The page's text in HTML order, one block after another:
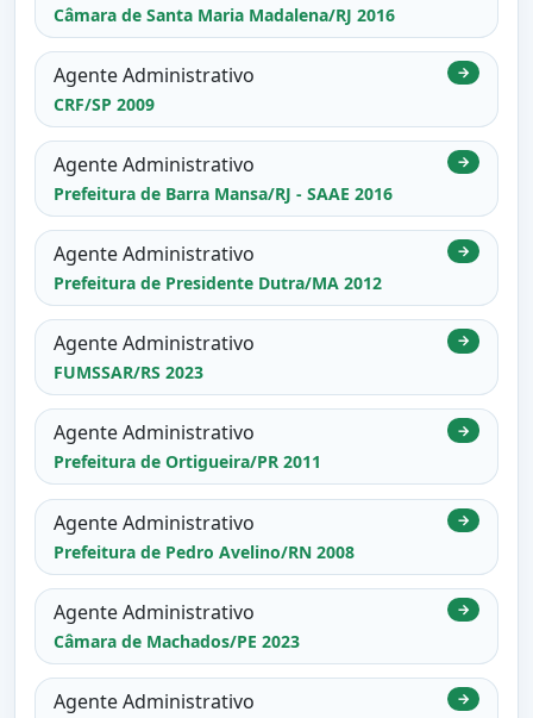
Câmara de Santa Maria Madalena/RJ 2016
Agente Administrativo
CRF/SP 2009
→
Agente Administrativo
Prefeitura de Barra Mansa/RJ - SAAE 2016
→
Agente Administrativo
Prefeitura de Presidente Dutra/MA 2012
→
Agente Administrativo
FUMSSAR/RS 2023
→
Agente Administrativo
Prefeitura de Ortigueira/PR 2011
→
Agente Administrativo
Prefeitura de Pedro Avelino/RN 2008
→
Agente Administrativo
Câmara de Machados/PE 2023
→
Agente Administrativo →